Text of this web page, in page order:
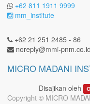
+62 811 1911 9999
mm_institute
+62 21 251 2485 - 86
noreply@mmi-pnm.co.id
MICRO MADANI
Disajikan oleh
Copyright © MICRO